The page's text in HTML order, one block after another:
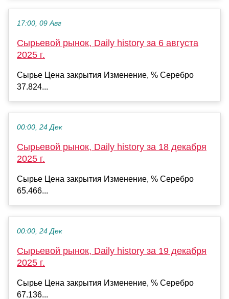
17:00, 09 Авг
Сырьевой рынок, Daily history за 6 августа
2025 г.
Сырье Цена закрытия Изменение, % Серебро
37.824...
00:00, 24 Дек
Сырьевой рынок, Daily history за 18 декабря
2025 г.
Сырье Цена закрытия Изменение, % Серебро
65.466...
00:00, 24 Дек
Сырьевой рынок, Daily history за 19 декабря
2025 г.
Сырье Цена закрытия Изменение, % Серебро
67.136...